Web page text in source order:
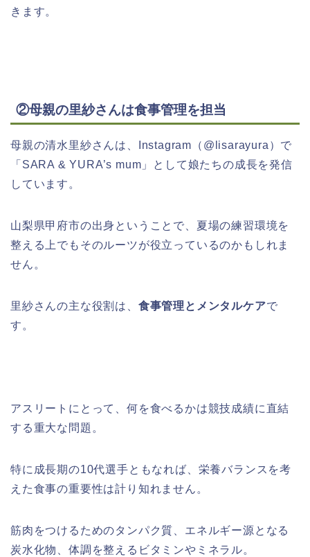
きます。
②母親の里紗さんは食事管理を担当
母親の清水里紗さんは、Instagram（@lisarayura）で
「SARA & YURA’s mum」として娘たちの成長を発信
しています。
山梨県甲府市の出身ということで、夏場の練習環境を
整える上でもそのルーツが役立っているのかもしれま
せん。
里紗さんの主な役割は、 食事管理とメンタルケアで
す。
アスリートにとって、何を食べるかは競技成績に直結
する重大な問題。
特に成長期の10代選手ともなれば、栄養バランスを考
えた食事の重要性は計り知れません。
筋肉をつけるためのタンパク質、エネルギー源となる
炭水化物、体調を整えるビタミンやミネラル。